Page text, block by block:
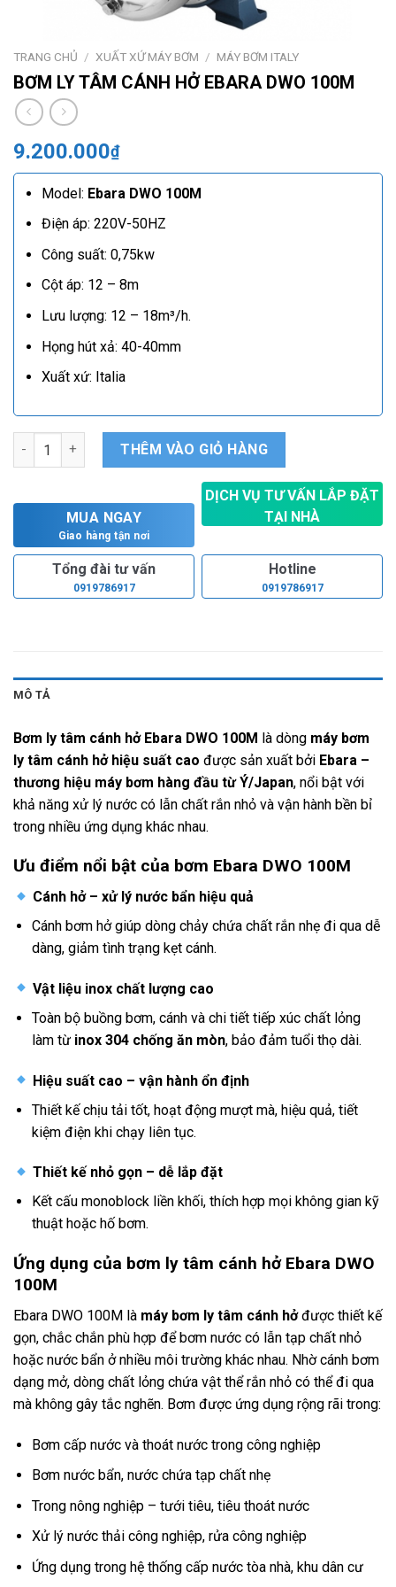
TRANG CHỦ / XUẤT XỨ MÁY BƠM / MÁY BƠM ITALY
BƠM LY TÂM CÁNH HỞ EBARA DWO 100M
9.200.000₫
Model: Ebara DWO 100M
Điện áp: 220V-50HZ
Công suất: 0,75kw
Cột áp: 12 – 8m
Lưu lượng: 12 – 18m³/h.
Họng hút xả: 40-40mm
Xuất xứ: Italia
Bơm ly tâm cánh hở Ebara DWO 100M số lượng
THÊM VÀO GIỎ HÀNG
MUA NGAY
Giao hàng tận nơi
DỊCH VỤ TƯ VẤN LẮP ĐẶT
TẠI NHÀ
Tổng đài tư vấn
0919786917
Hotline
0919786917
MÔ TẢ
Bơm ly tâm cánh hở Ebara DWO 100M là dòng máy bơm
ly tâm cánh hở hiệu suất cao được sản xuất bởi Ebara –
thương hiệu máy bơm hàng đầu từ Ý/Japan, nổi bật với
khả năng xử lý nước có lẫn chất rắn nhỏ và vận hành bền bỉ
trong nhiều ứng dụng khác nhau.
Ưu điểm nổi bật của bơm Ebara DWO 100M
Cánh hở – xử lý nước bẩn hiệu quả
Cánh bơm hở giúp dòng chảy chứa chất rắn nhẹ đi qua dễ
dàng, giảm tình trạng kẹt cánh.
Vật liệu inox chất lượng cao
Toàn bộ buồng bơm, cánh và chi tiết tiếp xúc chất lỏng
làm từ inox 304 chống ăn mòn, bảo đảm tuổi thọ dài.
Hiệu suất cao – vận hành ổn định
Thiết kế chịu tải tốt, hoạt động mượt mà, hiệu quả, tiết
kiệm điện khi chạy liên tục.
Thiết kế nhỏ gọn – dễ lắp đặt
Kết cấu monoblock liền khối, thích hợp mọi không gian kỹ
thuật hoặc hố bơm.
Ứng dụng của bơm ly tâm cánh hở Ebara DWO
100M
Ebara DWO 100M là máy bơm ly tâm cánh hởđược thiết kế
gọn, chắc chắn phù hợp để bơm nước có lẫn tạp chất nhỏ
hoặc nước bẩn ở nhiều môi trường khác nhau. Nhờ cánh bơm
dạng mở, dòng chất lỏng chứa vật thể rắn nhỏ có thể đi qua
mà không gây tắc nghẽn. Bơm được ứng dụng rộng rãi trong:
Bơm cấp nước và thoát nước trong công nghiệp
Bơm nước bẩn, nước chứa tạp chất nhẹ
Trong nông nghiệp – tưới tiêu, tiêu thoát nước
Xử lý nước thải công nghiệp, rửa công nghiệp
Ứng dụng trong hệ thống cấp nước tòa nhà, khu dân cư